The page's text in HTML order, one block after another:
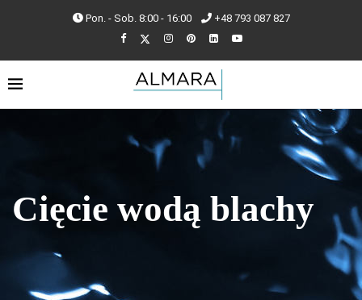
Pon. - Sob. 8:00 - 16:00 +48 793 087 827
Cięcie wodą blachy